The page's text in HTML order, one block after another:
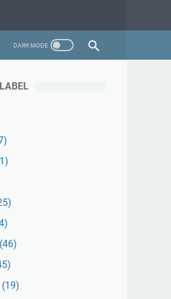
LABEL
(46)
(19)